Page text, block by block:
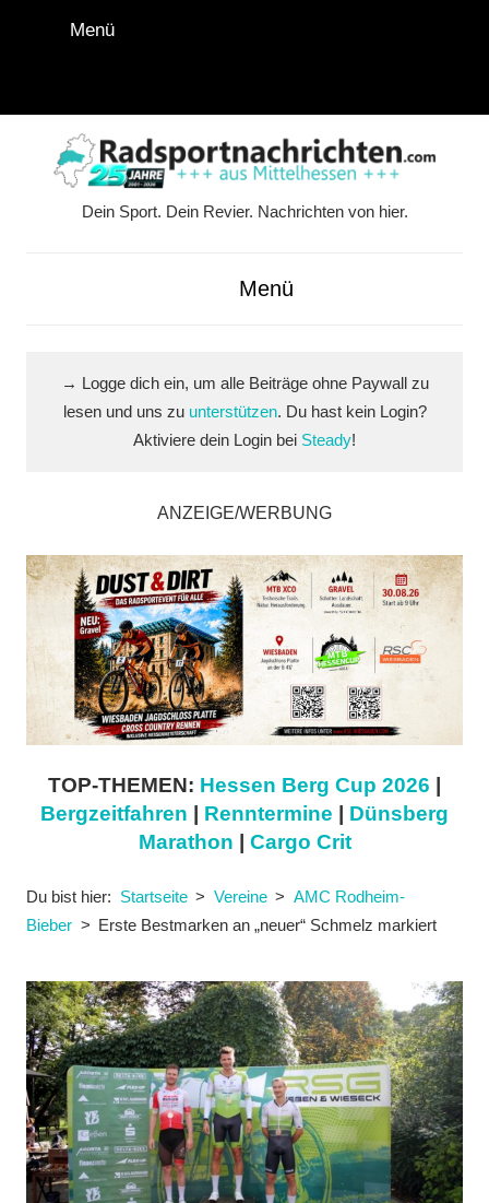
Feed
Menü
Dein Sport. Dein Revier. Nachrichten von hier.
Menü
→ Logge dich ein, um alle Beiträge ohne Paywall zu
lesen und uns zu unterstützen. Du hast kein Login?
Aktiviere dein Login bei Steady!
ANZEIGE/WERBUNG
TOP-THEMEN: Hessen Berg Cup 2026 |
Bergzeitfahren | Renntermine | Dünsberg
Marathon | Cargo Crit
Du bist hier: Startseite Vereine
AMC Rodheim-
Bieber
Erste Bestmarken an „neuer“ Schmelz markiert